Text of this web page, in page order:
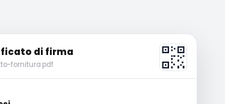
di firma
fornitura.pdf